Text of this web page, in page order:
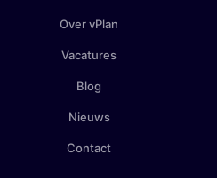
Over vPlan
Vacatures
Blog
Nieuws
Contact